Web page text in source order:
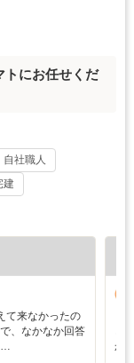
トにお任せくだ
自社職人
建
て来なかったの
、なかなか回答
か